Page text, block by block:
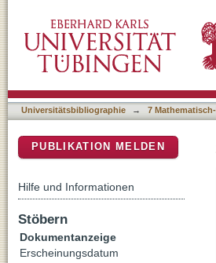
Universitätsbibliographie → 7
PUBLIKATION MELDEN
Hilfe und Informationen
Stöbern
Dokumentanzeige
Erscheinungsdatum